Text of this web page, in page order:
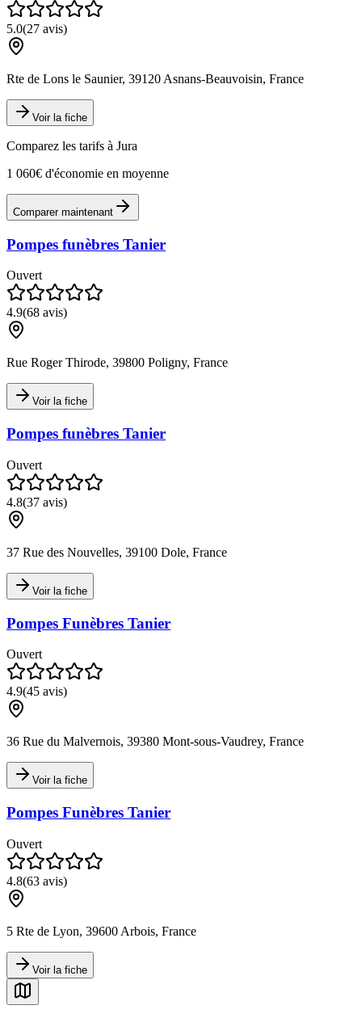
5.0(27 avis)
Rte de Lons le Saunier, 39120 Asnans-Beauvoisin, France
Voir la fiche
Comparez les tarifs à Jura
1 060€ d'économie en moyenne
Comparer maintenant
Pompes funèbres Tanier
Ouvert
4.9(68 avis)
Rue Roger Thirode, 39800 Poligny, France
Voir la fiche
Pompes funèbres Tanier
Ouvert
4.8(37 avis)
37 Rue des Nouvelles, 39100 Dole, France
Voir la fiche
Pompes Funèbres Tanier
Ouvert
4.9(45 avis)
36 Rue du Malvernois, 39380 Mont-sous-Vaudrey, France
Voir la fiche
Pompes Funèbres Tanier
Ouvert
4.8(63 avis)
5 Rte de Lyon, 39600 Arbois, France
Voir la fiche